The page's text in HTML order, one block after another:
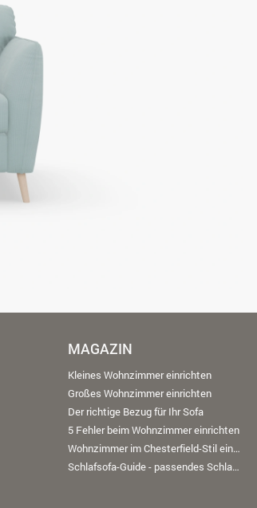
MAGAZIN
Kleines Wohnzimmer einrichten
Großes Wohnzimmer einrichten
Der richtige Bezug für Ihr Sofa
5 Fehler beim Wohnzimmer einrichten
Wohnzimmer im Chesterfield-Stil einrichten
Schlafsofa-Guide - passendes Schlafsofa finden